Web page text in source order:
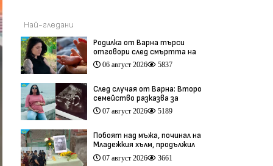
Най-гледани
Родилка от Варна търси
отговори след смъртта на
бебето ѝ дни преди секцио
(видео)
06 август 2026 5837
След случая от Варна: Второ
семейство разказва за
трагедия след бременност
при същия лекар (видео)
07 август 2026 5189
Побоят над мъжа, починал на
Младежкия хълм, продължил
повече от час (видео)
07 август 2026 3661